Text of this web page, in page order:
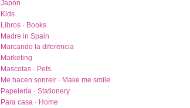
Japón
Kids
Libros · Books
Madre in Spain
Marcando la diferencia
Marketing
Mascotas · Pets
Me hacen sonreir · Make me smile
Papelería · Stationery
Para casa · Home